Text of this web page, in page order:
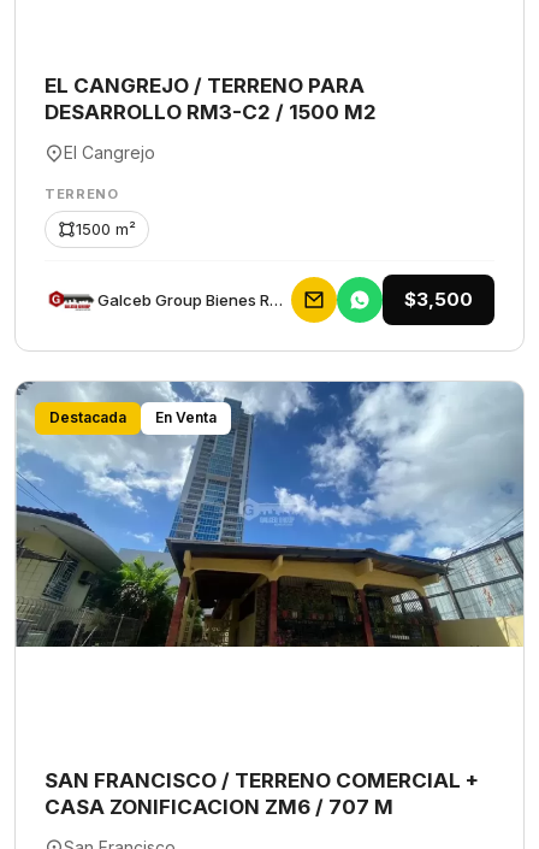
EL CANGREJO / TERRENO PARA
DESARROLLO RM3-C2 / 1500 M2
El Cangrejo
TERRENO
1500 m²
Galceb Group Bienes Raices $3,500
Destacada En Venta
SAN FRANCISCO / TERRENO COMERCIAL +
CASA ZONIFICACION ZM6 / 707 M